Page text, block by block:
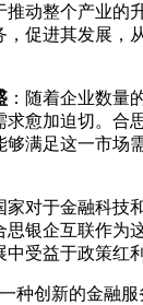
推动整个产业的
，促进其发展，
：随着企业数量
求愈加迫切。合
够满足这一市场
家对于金融科技
思银企互联作为
受益于政策红利
种创新的金融